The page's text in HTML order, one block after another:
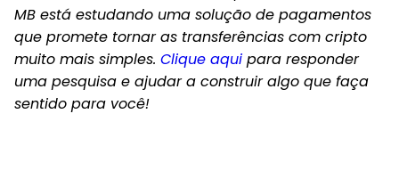
MB está estudando uma solução de pagamentos
que promete tornar as transferências com cripto
muito mais simples. Clique aqui para responder
uma pesquisa e ajudar a construir algo que faça
sentido para você!